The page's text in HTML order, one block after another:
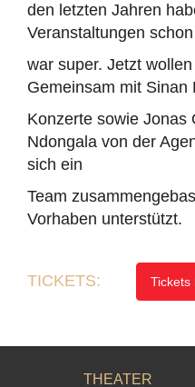
den letzten Jahren
Veranstaltungen
war super. Jetzt
Gemeinsam mit Sinan
Konzerte sowie Jonas
Ndongala von der
sich ein
Team
Vorhaben unterstützt.
TICKETS: Tickets
THEATER